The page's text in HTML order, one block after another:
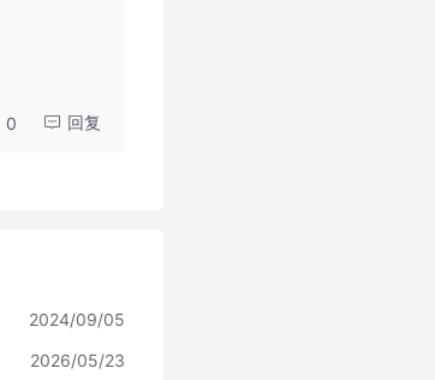
0 回复
2024/09/05
2026/05/23